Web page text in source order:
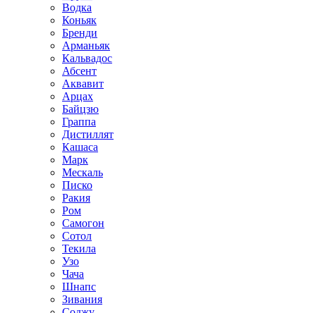
Водка
Коньяк
Бренди
Арманьяк
Кальвадос
Абсент
Аквавит
Арцах
Байцзю
Граппа
Дистиллят
Кашаса
Марк
Мескаль
Писко
Ракия
Ром
Самогон
Сотол
Текила
Узо
Чача
Шнапс
Зивания